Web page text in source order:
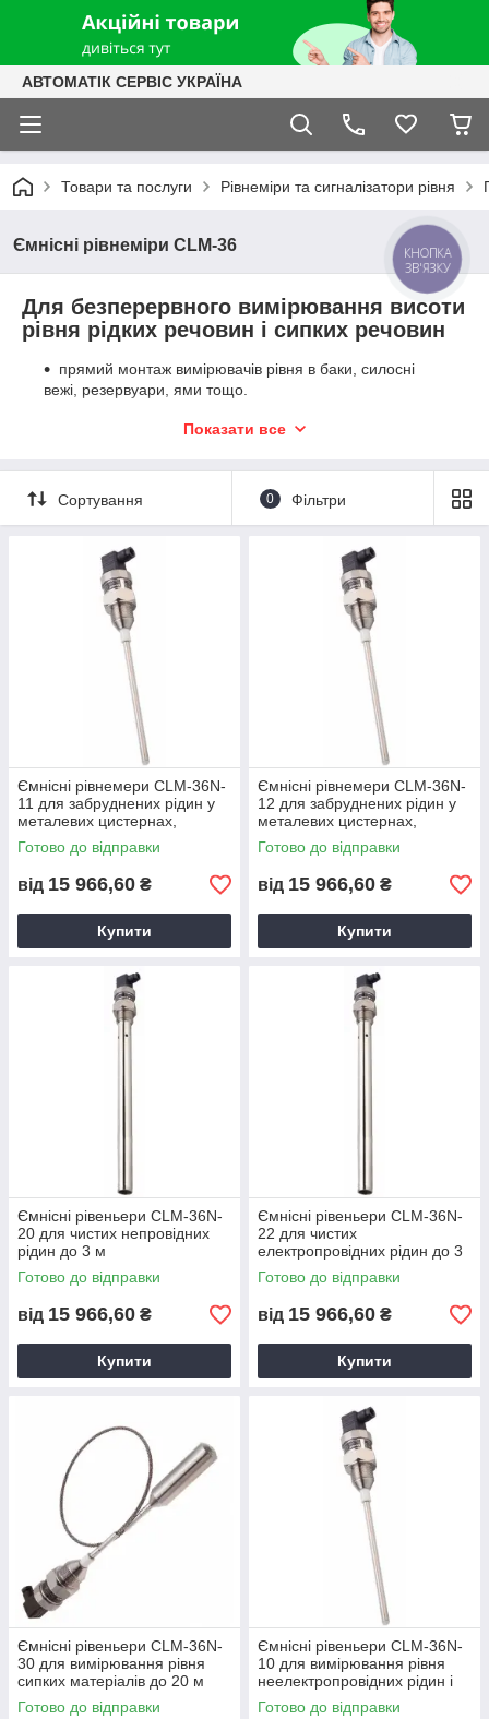
АВТОМАТІК СЕРВІС УКРАЇНА
Товари та послуги Рівнеміри та сигналізатори рівня
Ємнісні рівнеміри CLM-36
Для безперервного вимірювання висоти
рівня рідких речовин і сипких речовин
прямий монтаж вимірювачів рівня в баки, силосні
вежі, резервуари, ями тощо.
електроніка в замінному модулі
струмовий вихід 4... 20 мА або виведення напруги
корпус із різзю M36x2, G1", або з процесомним
з'єднанням Triclamp
можливість застосування в потенційно
вибухобезпечному середовищі газів (версія Xi, Xit)
CLM-36_-40 (з подвійним ізольованим
електродом) не постачається (замінюється на CLM-
Показати все
Сортування 0 Фільтри
Ємнісні рівнемери CLM-36N-
11 для забруднених рідин у
металевих цистернах,
бетонних колодязях до 3 м
Готово до відправки
від 15 966,60 ₴
Купити
Ємнісні рівнемери CLM-36N-
12 для забруднених рідин у
металевих цистернах,
бетонних колодязях до 3 м
Готово до відправки
від 15 966,60 ₴
Купити
Ємнісні рівеньери CLM-36N-
20 для чистих непровідних
рідин до 3 м
Готово до відправки
від 15 966,60 ₴
Купити
Ємнісні рівеньери CLM-36N-
22 для чистих
електропровідних рідин до 3
м
Готово до відправки
від 15 966,60 ₴
Купити
Ємнісні рівеньери CLM-36N-
30 для вимірювання рівня
сипких матеріалів до 20 м
Готово до відправки
Ємнісні рівеньери CLM-36N-
10 для вимірювання рівня
неелектропровідних рідин і
сипких матеріалів до 5 м
Готово до відправки
КНОПКА
ЗВ'ЯЗКУ